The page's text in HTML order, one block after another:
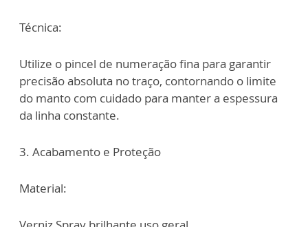
Técnica:
Utilize o pincel de numeração fina para garantir
precisão absoluta no traço, contornando o limite
do manto com cuidado para manter a espessura
da linha constante.
3. Acabamento e Proteção
Material: